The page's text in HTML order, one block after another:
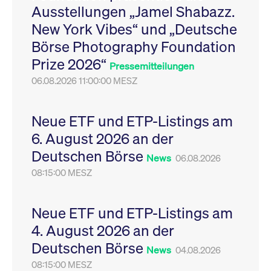
Ausstellungen „Jamel Shabazz.
New York Vibes“ und „Deutsche
Börse Photography Foundation
Prize 2026“ Pressemitteilungen
06.08.2026 11:00:00 MESZ
Neue ETF und ETP-Listings am
6. August 2026 an der
Deutschen Börse News 06.08.2026
08:15:00 MESZ
Neue ETF und ETP-Listings am
4. August 2026 an der
Deutschen Börse News 04.08.2026
08:15:00 MESZ
Leistung der Website
zu messen. Es handelt
sich um ein Muster-
Cookie, bei dem auf
das Präfix _pk_ses
eine kurze Reihe von
VISITOR_PRIVACY_METADATA
YouTube
.youtube.com
6
Monate
Dieses Cookie dient
Speicherung der
Einwilligungs- und
des Nutzers für ihre
Interaktion mit der
Sitzungen geehrt